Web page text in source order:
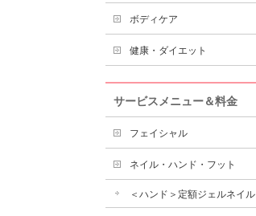
ボディケア
健康・ダイエット
サービスメニュー＆料金
フェイシャル
ネイル・ハンド・フット
＜ハンド＞定額ジェルネイル